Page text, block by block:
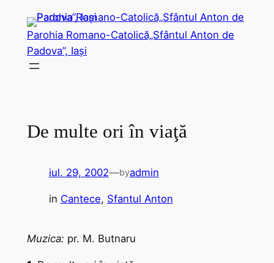
conținut
Parohia Romano-Catolică„Sfântul Anton de
Padova”, Iași
De multe ori în viaţă
iul. 29, 2002—byadmin
in Cantece, Sfantul Anton
Muzica: pr. M. Butnaru